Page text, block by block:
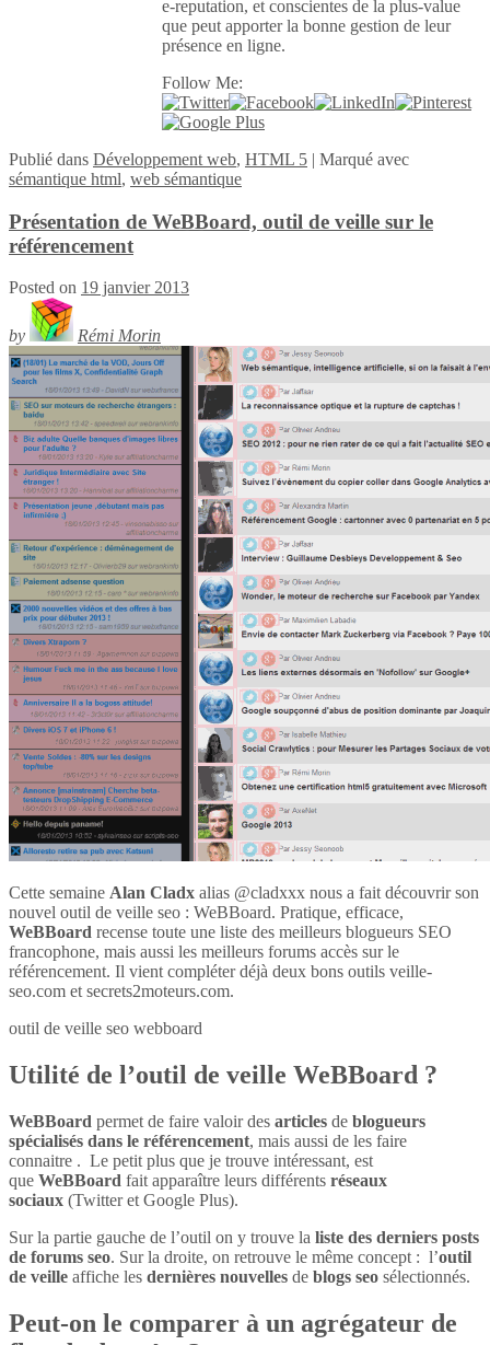
e-reputation, et conscientes de la plus-value
que peut apporter la bonne gestion de leur
présence en ligne.
Follow Me:
Publié dans Développement web, HTML 5 | Marqué avec
sémantique html, web sémantique
Présentation de WeBBoard, outil de veille sur le
référencement
Posted on 19 janvier 2013
by Rémi Morin
Cette semaine Alan Cladx alias @cladxxx nous a fait découvrir son
nouvel outil de veille seo : WeBBoard. Pratique, efficace,
WeBBoard recense toute une liste des meilleurs blogueurs SEO
francophone, mais aussi les meilleurs forums accès sur le
référencement. Il vient compléter déjà deux bons outils veille-
seo.com et secrets2moteurs.com.
outil de veille seo webboard
Utilité de l’outil de veille WeBBoard ?
WeBBoard permet de faire valoir des articles de blogueurs
spécialisés dans le référencement, mais aussi de les faire
connaitre . Le petit plus que je trouve intéressant, est
que WeBBoard fait apparaître leurs différents réseaux
sociaux (Twitter et Google Plus).
Sur la partie gauche de l’outil on y trouve la liste des derniers posts
de forums seo. Sur la droite, on retrouve le même concept : l’outil
de veille affiche les dernières nouvelles de blogs seo sélectionnés.
Peut-on le comparer à un agrégateur de